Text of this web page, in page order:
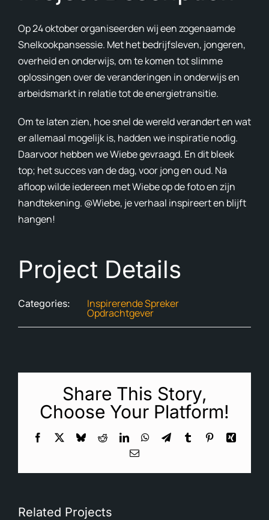
Op 24 oktober organiseerden wij een zogenaamde
Snelkookpansessie. Met het bedrijfsleven, jongeren,
overheid en onderwijs, om te komen tot slimme
oplossingen over de veranderingen in onderwijs en
arbeidsmarkt in relatie tot de energietransitie.
Om te laten zien, hoe snel de wereld verandert en wat
er allemaal mogelijk is, hadden we inspiratie nodig.
Daarvoor hebben we Wiebe gevraagd. En dit bleek
top; het succes van de dag, voor jong en oud. Na
afloop wilde iedereen met Wiebe op de foto en zijn
handtekening. @Wiebe, je verhaal inspireert en blijft
hangen!
Project Details
Categories: Inspirerende Spreker
Opdrachtgever
Share This Story,
Choose Your Platform!
Facebook BlueskyRedditLinkedInWhatsApp
TelegramTumblr PinterestXing
Email
Related Projects